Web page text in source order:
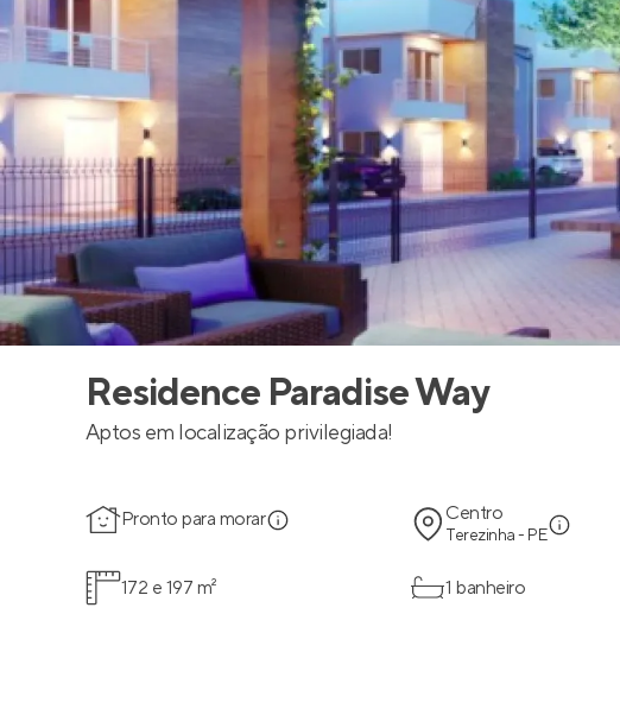
Parcerias Imobiliárias
Anunciar Imóveis
Residence Paradise Way
Aptos em localização privilegiada!
Pronto para morar Centro
Terezinha - PE
172 e 197 m² 1 banheiro